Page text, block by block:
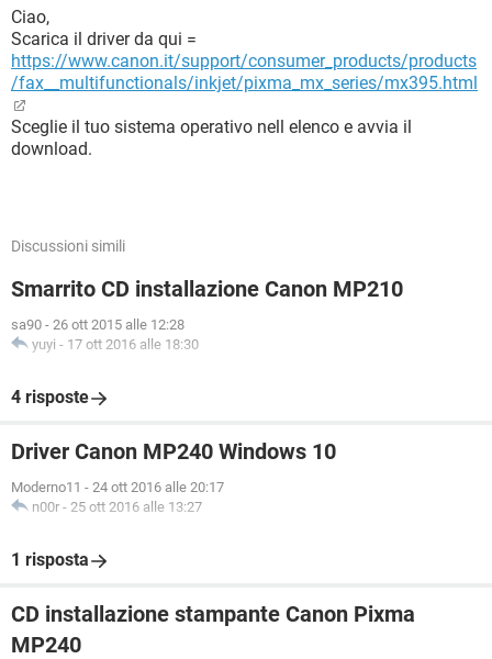
Ciao,
Scarica il driver da qui =
https://www.canon.it/support/consumer_products/products
/fax__multifunctionals/inkjet/pixma_mx_series/mx395.html
Sceglie il tuo sistema operativo nell elenco e avvia il
download.
Discussioni simili
Smarrito CD installazione Canon MP210
sa90 - 26 ott 2015 alle 12:28
yuyi - 17 ott 2016 alle 18:30
4 risposte
Driver Canon MP240 Windows 10
Moderno11 - 24 ott 2016 alle 20:17
n00r - 25 ott 2016 alle 13:27
1 risposta
CD installazione stampante Canon Pixma
MP240